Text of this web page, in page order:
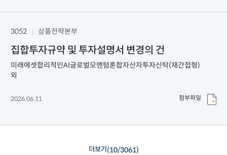
3052 상품전략본부
집합투자규약 및 투자설명서 변경의 건
미래에셋합리적인AI글로벌모멘텀혼합자산자투자신탁(재간접형)
외
2026.06.11 첨부파일
더보기 (10/3061)